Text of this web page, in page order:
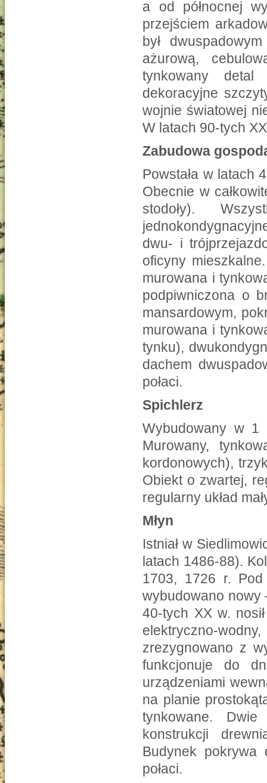
a od północnej
przejściem
był
ażurową,
tynkowany detal
dekoracyjne
wojnie światowej
W latach 90-tych
Zabudowa
Powstała w latach
Obecnie w
stodoły).
dwu- i
oficyny
murowana i
podpiwniczona o
mansardowym,
murowana i
tynku),
dachem
połaci.
Spichlerz
Wybudowany w 1
Murowany,
kordonowych),
Obiekt o zwartej,
regularny układ
Młyn
Istniał w
latach 1486-88).
1703, 1726 r.
wybudowano nowy
40-tych XX w.
elektryczno-
zrezygnowano z
funkcjonuje do
urządzeniami
na planie
tynkowane.
konstrukcji
Budynek pokrywa
połaci.